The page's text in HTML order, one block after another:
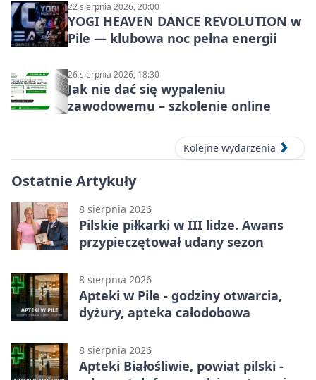
22 sierpnia 2026, 20:00
YOGI HEAVEN DANCE REVOLUTION w
Pile — klubowa noc pełna energii
26 sierpnia 2026, 18:30
Jak nie dać się wypaleniu
zawodowemu – szkolenie online
Kolejne wydarzenia
Ostatnie Artykuły
8 sierpnia 2026
Pilskie piłkarki w III lidze. Awans
przypieczętował udany sezon
8 sierpnia 2026
Apteki w Pile - godziny otwarcia,
dyżury, apteka całodobowa
8 sierpnia 2026
Apteki Białośliwie, powiat pilski -